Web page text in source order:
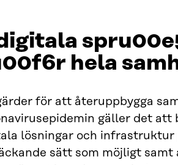
hela
för att återuppbygga
gäller det att
lösningar och infrastruktur
sätt som möjligt